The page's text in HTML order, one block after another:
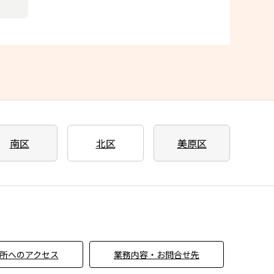
南区 北区 美原区
へのアクセス 業務内容・お問合せ先